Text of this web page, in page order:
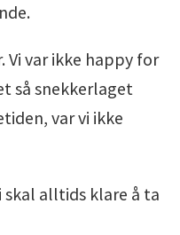
Vi var ikke happy for
så snekkerlaget
var vi ikke
skal alltids klare å ta